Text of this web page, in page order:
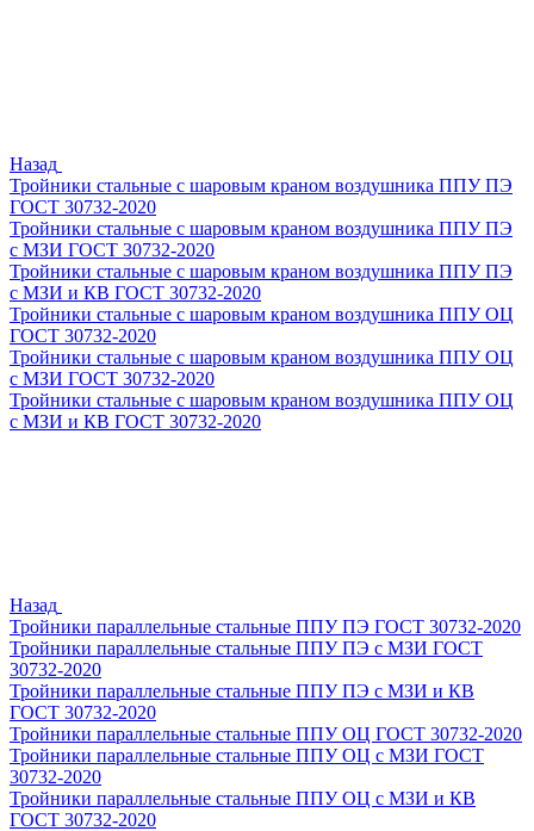
Назад
Тройники стальные с шаровым краном воздушника ППУ ПЭ
ГОСТ 30732-2020
Тройники стальные с шаровым краном воздушника ППУ ПЭ
с МЗИ ГОСТ 30732-2020
Тройники стальные с шаровым краном воздушника ППУ ПЭ
с МЗИ и КВ ГОСТ 30732-2020
Тройники стальные с шаровым краном воздушника ППУ ОЦ
ГОСТ 30732-2020
Тройники стальные с шаровым краном воздушника ППУ ОЦ
с МЗИ ГОСТ 30732-2020
Тройники стальные с шаровым краном воздушника ППУ ОЦ
с МЗИ и КВ ГОСТ 30732-2020
Назад
Тройники параллельные стальные ППУ ПЭ ГОСТ 30732-2020
Тройники параллельные стальные ППУ ПЭ с МЗИ ГОСТ
30732-2020
Тройники параллельные стальные ППУ ПЭ с МЗИ и КВ
ГОСТ 30732-2020
Тройники параллельные стальные ППУ ОЦ ГОСТ 30732-2020
Тройники параллельные стальные ППУ ОЦ с МЗИ ГОСТ
30732-2020
Тройники параллельные стальные ППУ ОЦ с МЗИ и КВ
ГОСТ 30732-2020